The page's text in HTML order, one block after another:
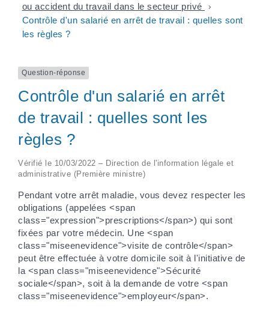
ou accident du travail dans le secteur privé
>
Contrôle d'un salarié en arrêt de travail : quelles sont
les règles ?
Question-réponse
Contrôle d'un salarié en arrêt
de travail : quelles sont les
règles ?
Vérifié le 10/03/2022 – Direction de l'information légale et
administrative (Première ministre)
Pendant votre arrêt maladie, vous devez respecter les
obligations (appelées <span
class="expression">prescriptions</span>) qui sont
fixées par votre médecin. Une <span
class="miseenevidence">visite de contrôle</span>
peut être effectuée à votre domicile soit à l'initiative de
la <span class="miseenevidence">Sécurité
sociale</span>, soit à la demande de votre <span
class="miseenevidence">employeur</span>.